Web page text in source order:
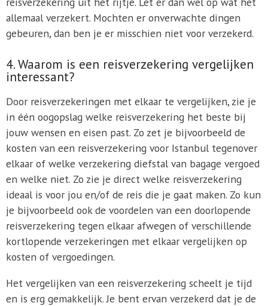
allemaal verzekert. Mochten er onverwachte dingen
gebeuren, dan ben je er misschien niet voor verzekerd.
4. Waarom is een reisverzekering vergelijken
interessant?
Door reisverzekeringen met elkaar te vergelijken, zie je
in één oogopslag welke reisverzekering het beste bij
jouw wensen en eisen past. Zo zet je bijvoorbeeld de
kosten van een reisverzekering voor Istanbul tegenover
elkaar of welke verzekering diefstal van bagage vergoed
en welke niet. Zo zie je direct welke reisverzekering
ideaal is voor jou en/of de reis die je gaat maken. Zo kun
je bijvoorbeeld ook de voordelen van een doorlopende
reisverzekering tegen elkaar afwegen of verschillende
kortlopende verzekeringen met elkaar vergelijken op
kosten of vergoedingen.
Het vergelijken van een reisverzekering scheelt je tijd
en is erg gemakkelijk. Je bent ervan verzekerd dat je de